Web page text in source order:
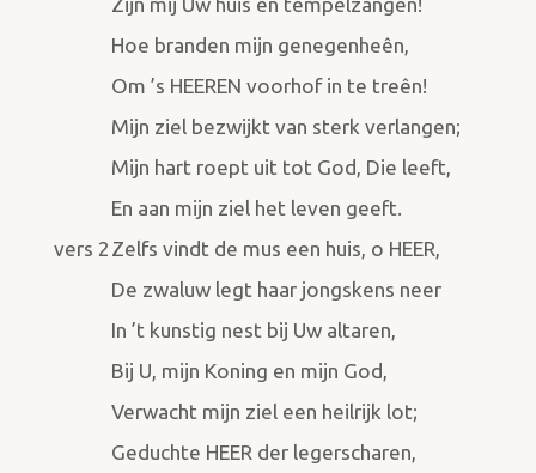
Zijn mij Uw huis en tempelzangen!
Hoe branden mijn genegenheên,
Om ’s HEEREN voorhof in te treên!
Mijn ziel bezwijkt van sterk verlangen;
Mijn hart roept uit tot God, Die leeft,
En aan mijn ziel het leven geeft.
vers 2 Zelfs vindt de mus een huis, o HEER,
De zwaluw legt haar jongskens neer
In ’t kunstig nest bij Uw altaren,
Bij U, mijn Koning en mijn God,
Verwacht mijn ziel een heilrijk lot;
Geduchte HEER der legerscharen,